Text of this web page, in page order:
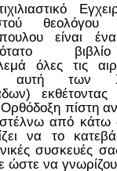
θεολόγου
είναι
όλες τις
αυτή των
εκθέτοντας
πίστη
από κάτω
να το
συσκευές
ώστε να